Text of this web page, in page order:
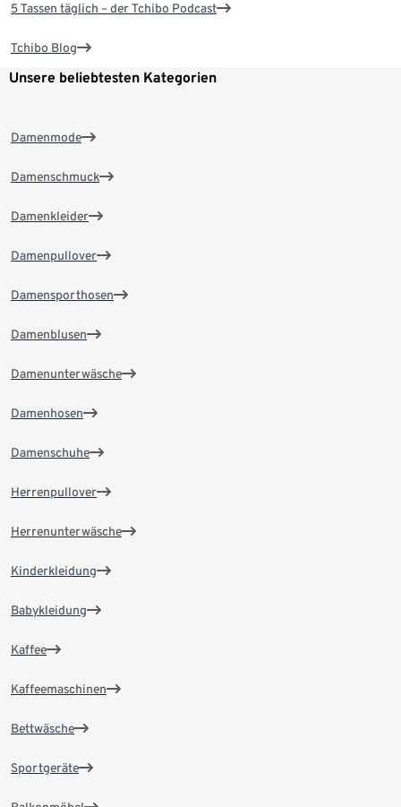
5 Tassen täglich – der Tchibo Podcast
Tchibo Blog
Unsere beliebtesten Kategorien
Damenmode
Damenschmuck
Damenkleider
Damenpullover
Damensporthosen
Damenblusen
Damenunterwäsche
Damenhosen
Damenschuhe
Herrenpullover
Herrenunterwäsche
Kinderkleidung
Babykleidung
Kaffee
Kaffeemaschinen
Bettwäsche
Sportgeräte